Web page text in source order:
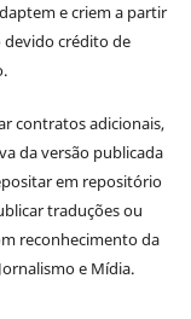
e criem a partir
devido crédito de
contratos adicionais,
da versão publicada
em repositório
traduções ou
reconhecimento da
e Mídia.